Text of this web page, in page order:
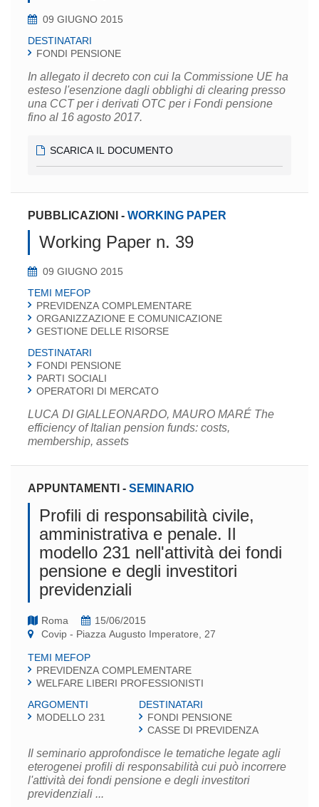
09 GIUGNO 2015
DESTINATARI
FONDI PENSIONE
In allegato il decreto con cui la Commissione UE ha
esteso l'esenzione dagli obblighi di clearing presso
una CCT per i derivati OTC per i Fondi pensione
fino al 16 agosto 2017.
SCARICA IL DOCUMENTO
PUBBLICAZIONI - WORKING PAPER
Working Paper n. 39
09 GIUGNO 2015
TEMI MEFOP
PREVIDENZA COMPLEMENTARE
ORGANIZZAZIONE E COMUNICAZIONE
GESTIONE DELLE RISORSE
DESTINATARI
FONDI PENSIONE
PARTI SOCIALI
OPERATORI DI MERCATO
LUCA DI GIALLEONARDO, MAURO MARÉ The
efficiency of Italian pension funds: costs,
membership, assets
APPUNTAMENTI - SEMINARIO
Profili di responsabilità civile,
amministrativa e penale. Il
modello 231 nell'attività dei fondi
pensione e degli investitori
previdenziali
Roma
15/06/2015
Covip - Piazza Augusto Imperatore, 27
TEMI MEFOP
PREVIDENZA COMPLEMENTARE
WELFARE LIBERI PROFESSIONISTI
ARGOMENTI
MODELLO 231
DESTINATARI
FONDI PENSIONE
CASSE DI PREVIDENZA
Il seminario approfondisce le tematiche legate agli
eterogenei profili di responsabilità cui può incorrere
l'attività dei fondi pensione e degli investitori
previdenziali ...